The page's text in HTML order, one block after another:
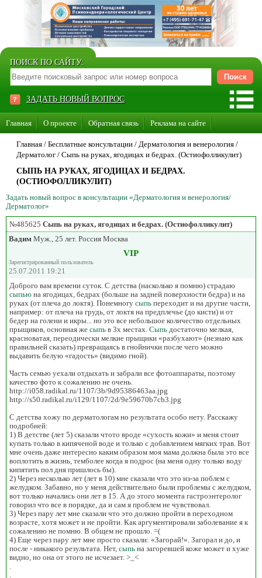
ПОИСК ПО САЙТУ:
ЗАДАТЬ НОВЫЙ ВОПРОС
Главная О проекте Обратная связь Реклама на сайте
Стать консультантом нашего сайта
Главная / Бесплатные консультации / Дерматология и венерология /
Дерматолог / Сыпь на руках, ягодицах и бедрах. (Остиофолликулит)
СЫПЬ НА РУКАХ, ЯГОДИЦАХ И БЕДРАХ.
(ОСТИОФОЛЛИКУЛИТ)
Задать новый вопрос в консультации «Дерматология и венерология/
Дерматолог»
№485625 Сыпь на руках, ягодицах и бедрах. (Остиофолликулит)
Вадим Муж., 25 лет. Россия Москва
VIP
Зарегистрированный пользователь
25.07.2011 19:21
Доброго вам времени суток. С детства (насколько я помню) страдаю
сыпью на ягодицах, бедрах (больше на задней поверхности бедра) и на
руках (от плеча до локтя). Понемногу сыпь переходит и на другие части,
например: от плеча на грудь, от локтя на предплечье (до кисти) и от
бедер на голени и икры... но это все небольшое количество отдельных
прыщиков, основная же сыпь в 3х местах. Сыпь достаточно мелкая,
красноватая, переодически мелкие прыщики «разбухают» (незнаю как
правильней сказать) превращаясь в гнойнички после чего можно
выдавить белую «гадость» (видимо гной).
Часть семью уехали отдыхать и забрали все фотоаппараты, поэтому
качество фото к сожалению не очень.
http://i058.radikal.ru/1107/3b/9d95386463aa.jpg
http://s50.radikal.ru/i129/1107/2d/9e59670b7cb3.jpg
С детства хожу по дерматологам но результата особо нету. Расскажу
подробней:
1) В детстве (лет 5) сказали чтото вроде «сухость кожи» и меня стоит
купать только в кипяченой воде и только с добавлением мягких трав. Вот
мне очень даже интересно каким образом моя мама должна была это все
воплотить в жизнь, темболее когда я подрос (на меня одну только воду
кипятить пол дня пришлось бы).
2) Через несколько лет (лет в 10) мне сказали что это из-за поблем с
желудком. Забавно, но у меня действительно были проблемы с желудком,
вот только начались они лет в 15. А до этого момента гастроэнтеролог
говорил что все в порядке, да и сам я проблем не чувствовал.
3) Через пару лет мне сказали что это должно пройти в переходном
возрасте, хотя может и не пройти. Как аргументировали заболевание я к
сожалению не помню. В общем не прошло. =(
4) Еще через пару лет мне просто сказали: «Загорай!». Загорал и до, и
после - никакого результата. Нет, сыпь на загоревшей коже может и хуже
видно, но она от этого не исчезает. >_<